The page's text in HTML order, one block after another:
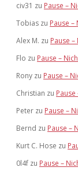
civ31 zu Pause –
Tobias zu Pause
Alex M. zu Pause
Flo zu Pause –
Rony zu Pause –
Christian zu
Peter zu Pause –
Bernd zu Pause –
Kurt C. Hose zu
0l4f zu Pause –